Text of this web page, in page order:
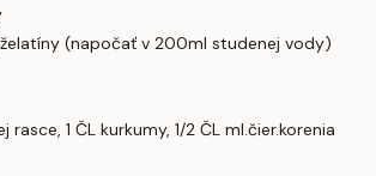
želatíny (napočať v 200ml studenej vody)
rasce, 1 ČL kurkumy, 1/2 ČL ml.čier.korenia